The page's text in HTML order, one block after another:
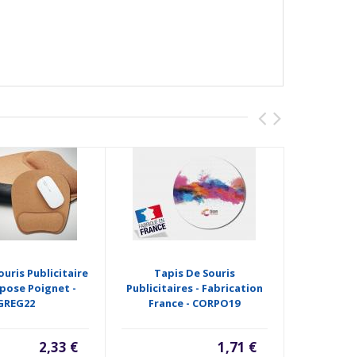
Publicitaire
Poignet -
2,33 €
Tapis De Souris
Publicitaires - Fabrication
France - CORPO19
1,71 €